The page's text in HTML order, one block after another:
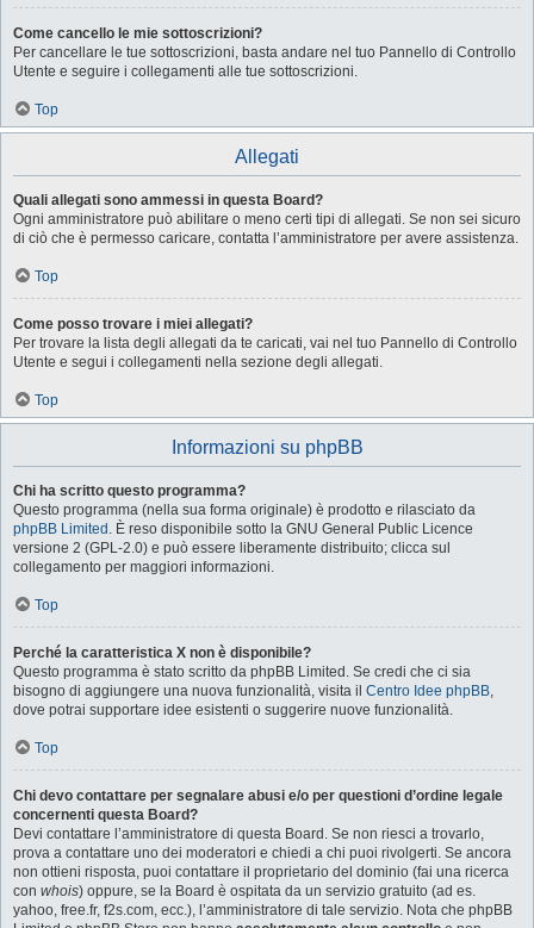
Come cancello le mie sottoscrizioni?
Per cancellare le tue sottoscrizioni, basta andare nel tuo Pannello di Controllo
Utente e seguire i collegamenti alle tue sottoscrizioni.
Top
Allegati
Quali allegati sono ammessi in questa Board?
Ogni amministratore può abilitare o meno certi tipi di allegati. Se non sei sicuro
di ciò che è permesso caricare, contatta l’amministratore per avere assistenza.
Top
Come posso trovare i miei allegati?
Per trovare la lista degli allegati da te caricati, vai nel tuo Pannello di Controllo
Utente e segui i collegamenti nella sezione degli allegati.
Top
Informazioni su phpBB
Chi ha scritto questo programma?
Questo programma (nella sua forma originale) è prodotto e rilasciato da
phpBB Limited . È reso disponibile sotto la GNU General Public Licence
versione 2 (GPL-2.0) e può essere liberamente distribuito; clicca sul
collegamento per maggiori informazioni.
Top
Perché la caratteristica X non è disponibile?
Questo programma è stato scritto da phpBB Limited. Se credi che ci sia
bisogno di aggiungere una nuova funzionalità, visita il Centro Idee phpBB,
dove potrai supportare idee esistenti o suggerire nuove funzionalità.
Top
Chi devo contattare per segnalare abusi e/o per questioni d’ordine legale
concernenti questa Board?
Devi contattare l’amministratore di questa Board. Se non riesci a trovarlo,
prova a contattare uno dei moderatori e chiedi a chi puoi rivolgerti. Se ancora
non ottieni risposta, puoi contattare il proprietario del dominio (fai una ricerca
con whois) oppure, se la Board è ospitata da un servizio gratuito (ad es.
yahoo, free.fr, f2s.com, ecc.), l’amministratore di tale servizio. Nota che phpBB